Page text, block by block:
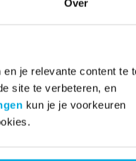
Over
je relevante content te
site te verbeteren, en
kun je je voorkeuren